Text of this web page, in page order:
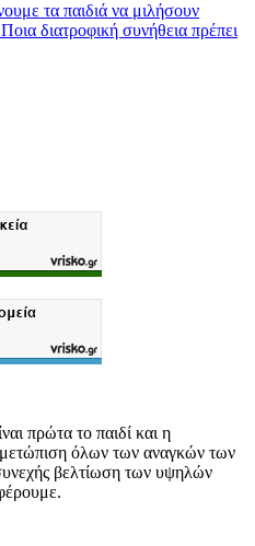
τα παιδιά να μιλήσουν
διατροφική συνήθεια πρέπει
πρώτα το παιδί και η
όλων των αναγκών των
βελτίωση των υψηλών